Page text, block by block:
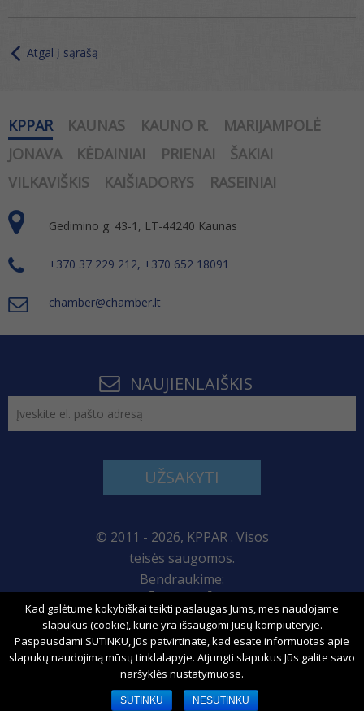
Atgal į sąrašą
KPPAR KAUNAS KAUNO R.
MARIJAMPOLĖ
JONAVA
KĖDAINIAI PRIENAI
ŠAKIAI
VILKAVIŠKIS
KAIŠIADORYS RASEINIAI
Gedimino g. 43-1, LT-44240 Kaunas
+370 37 229 212, +370 652 18091
chamber@chamber.lt
NAUJIENLAIŠKIS
UŽSAKYTI
© 2011 - 2026, KPPAR . Visos
teisės saugomos.
Bendraukime:
Svetainės žemėlapis
Kad galėtume kokybiškai teikti paslaugas Jums, mes naudojame
slapukus (cookie), kurie yra išsaugomi Jūsų kompiuteryje.
Paspausdami SUTINKU, Jūs patvirtinate, kad esate informuotas apie
slapukų naudojimą mūsų tinklalapyje. Atjungti slapukus Jūs galite savo
naršyklės nustatymuose.
SUTINKU NESUTINKU